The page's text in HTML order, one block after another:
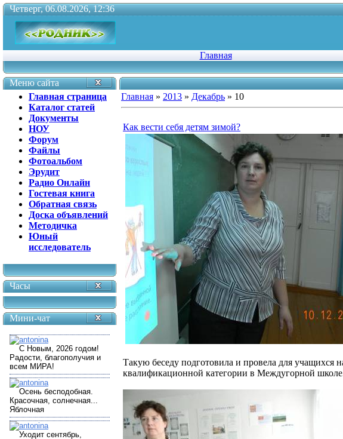
Четверг, 06.08.2026, 12:36
Главная
Меню сайта
Главная страница
Каталог статей
Документы
НОУ
Форум
Файлы
Фотоальбом
Эрудит
Радио Онлайн
Гостевая книга
Обратная связь
Доска объявлений
Методичка
Юный
исследователь
Часы
Мини-чат
Главная » 2013 » Декабрь » 10
Как вести себя детям зимой?
Такую беседу подготовила и провела для учащихся
квалификационной категории в Междугорной